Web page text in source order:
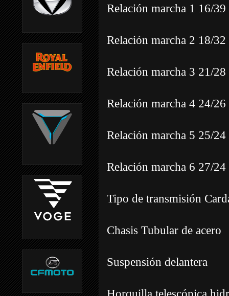
Relación marcha 1 16/
Relación marcha 2 18/
Relación marcha 3 21/
Relación marcha 4 24/
Relación marcha 5 25/
Relación marcha 6 27/
Tipo de transmisión
Chasis Tubular de acero
Suspensión delantera